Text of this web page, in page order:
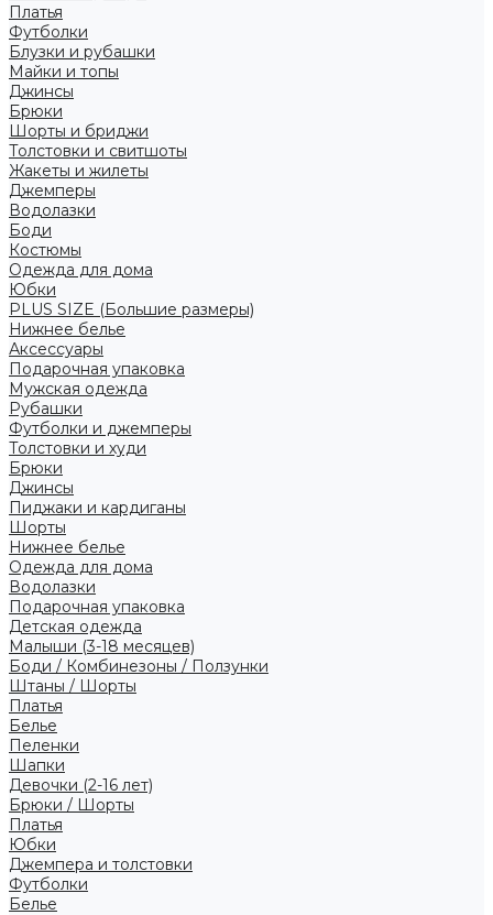
Платья
Футболки
Блузки и рубашки
Майки и топы
Джинсы
Брюки
Шорты и бриджи
Толстовки и свитшоты
Жакеты и жилеты
Джемперы
Водолазки
Боди
Костюмы
Одежда для дома
Юбки
PLUS SIZE (Большие размеры)
Нижнее белье
Аксессуары
Подарочная упаковка
Мужская одежда
Рубашки
Футболки и джемперы
Толстовки и худи
Брюки
Джинсы
Пиджаки и кардиганы
Шорты
Нижнее белье
Одежда для дома
Водолазки
Подарочная упаковка
Детская одежда
Малыши (3-18 месяцев)
Боди / Комбинезоны / Ползунки
Штаны / Шорты
Платья
Белье
Пеленки
Шапки
Девочки (2-16 лет)
Брюки / Шорты
Платья
Юбки
Джемпера и толстовки
Футболки
Белье